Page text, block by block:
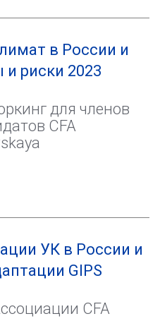
в России и
риски 2023
для членов
CFA
УК в России и
GIPS
CFA